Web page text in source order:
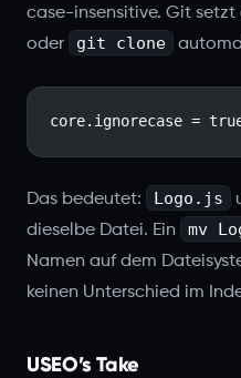
case-insensitive. Git setzt
oder
git clone
core.ignorecase =
Das bedeutet: Logo.js
dieselbe Datei. Ein
mv
Namen auf dem
keinen Unterschied im
USEO’s Take